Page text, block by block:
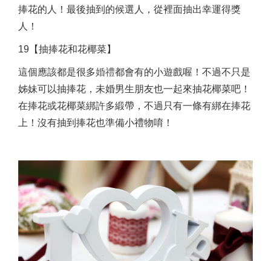
捧花的人！最後抽到的候選人，從裡面抽出幸運得獎
人！
19【抽捧花和花椰菜】
這個應該都是很多婚禮都會有的小遊戲喔！不過不只是
姊妹可以抽捧花，未婚男生朋友也一起來抽花椰菜吧！
在捧花或花椰菜綁許多緞帶，不過只有一條有綁在捧花
上！沒有抽到捧花也準備小禮物唷！